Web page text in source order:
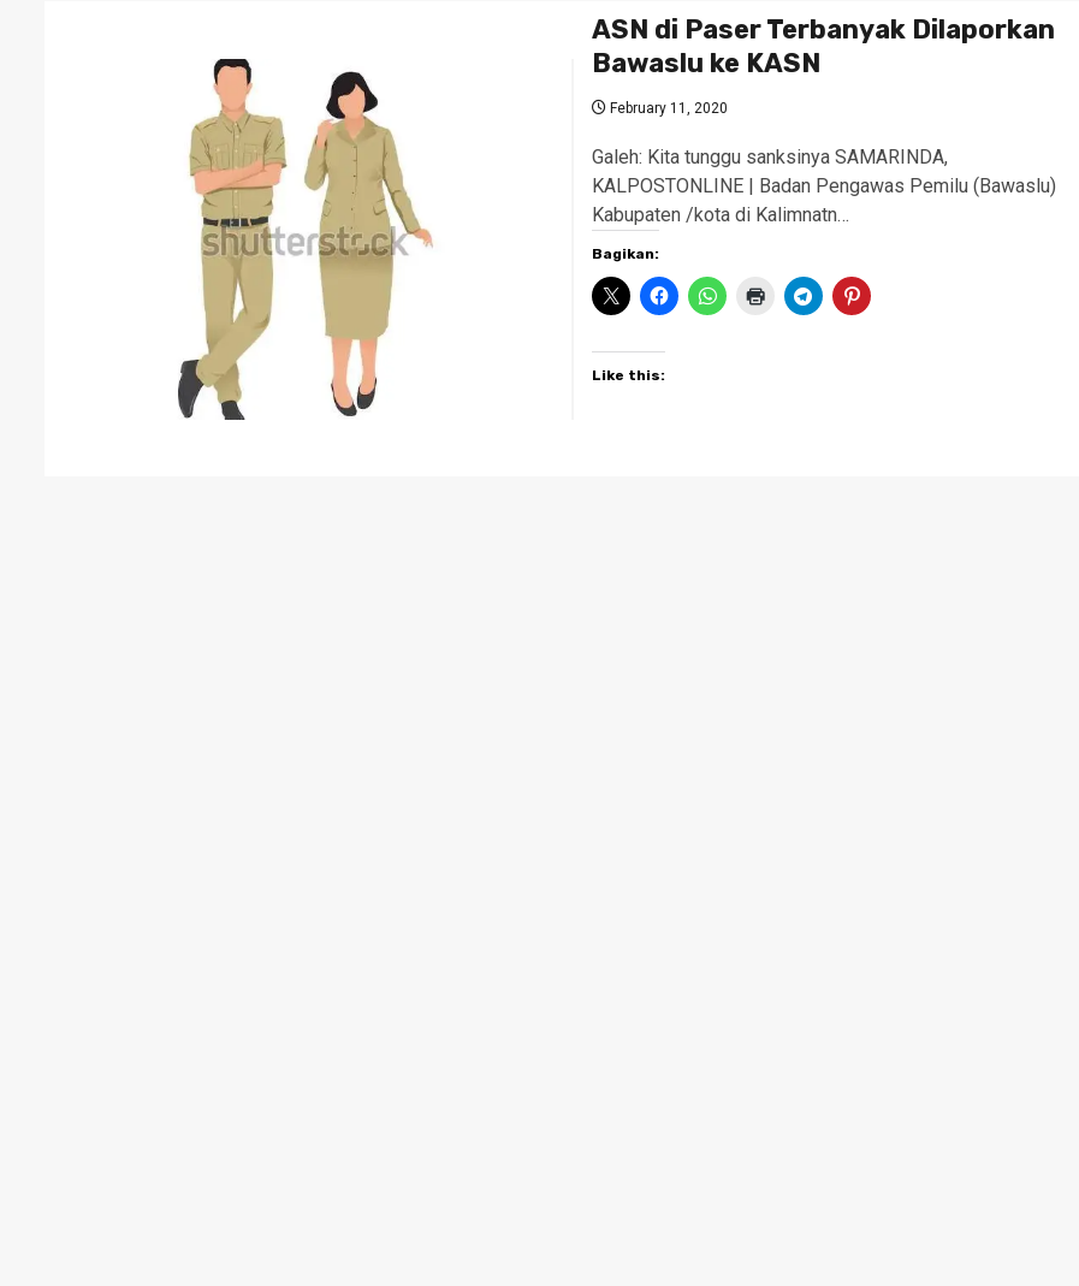
ASN di Paser Terbanyak Dilaporkan
Bawaslu ke KASN
February 11, 2020
Galeh: Kita tunggu sanksinya SAMARINDA,
KALPOSTONLINE | Badan Pengawas Pemilu (Bawaslu)
Kabupaten /kota di Kalimnatn…
Bagikan:
Like this: